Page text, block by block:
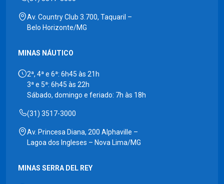
Av. Country Club 3.700, Taquaril –
Belo Horizonte/MG
MINAS NÁUTICO
2ª, 4ª e 6ª: 6h45 às 21h
3ª e 5ª: 6h45 às 22h
Sábado, domingo e feriado: 7h às 18h
(31) 3517-3000
Av. Princesa Diana, 200 Alphaville –
Lagoa dos Ingleses – Nova Lima/MG
MINAS SERRA DEL REY